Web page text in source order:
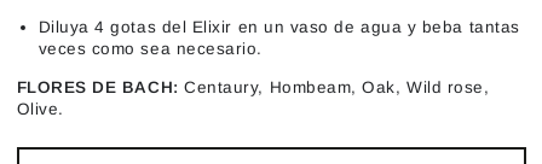
Diluya 4 gotas del Elixir en un vaso de agua y beba tantas
veces como sea necesario.
FLORES DE BACH: Centaury, Hombeam, Oak, Wild rose,
Olive.​